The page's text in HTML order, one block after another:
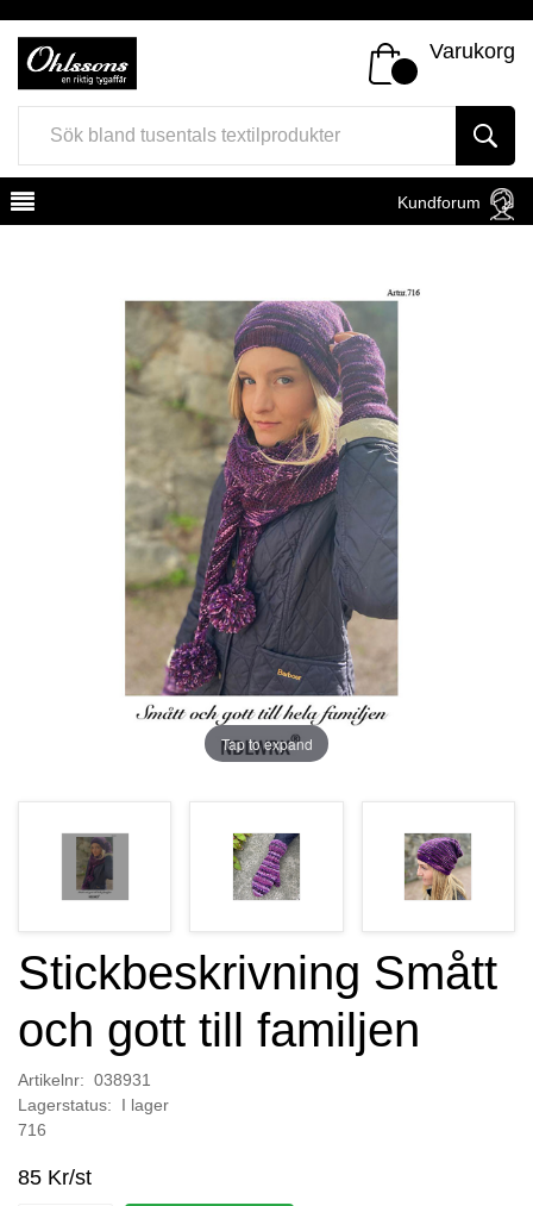
Varukorg
Kundforum
Sign In
Tap to expand
Stickbeskrivning Smått
och gott till familjen
Artikelnr: 038931
Lagerstatus: I lager
716
85 Kr/st